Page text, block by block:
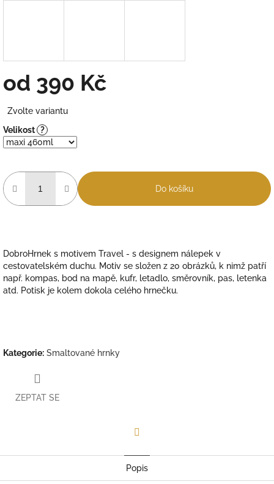
od 390 Kč
cena:
Zvolte variantu
Velikost ?
Do košíku
DobroHrnek s motivem Travel - s designem nálepek v
cestovatelském duchu. Motiv se složen z 20 obrázků, k nimž patří
např. kompas, bod na mapě, kufr, letadlo, směrovník, pas, letenka
atd. Potisk je kolem dokola celého hrnečku.
Kategorie: Smaltované hrnky
ZEPTAT SE
Popis